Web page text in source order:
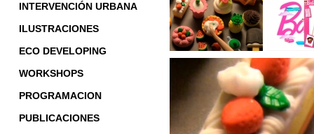
INTERVENCIÓN URBANA
ILUSTRACIONES
ECO DEVELOPING
WORKSHOPS
PROGRAMACION
PUBLICACIONES